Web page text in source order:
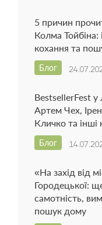
5 причин
Колма Тойбіна:
кохання та
Блог
BestsellerFest
Артем Чех,
Кличко та інші
Блог
«На захід від
Городецької:
самотність,
пошук дому